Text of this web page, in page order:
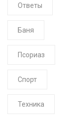
Ответы
Баня
Псориаз
Спорт
Техника